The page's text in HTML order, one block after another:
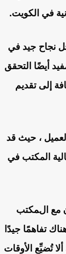
في الكويت.
نجاح جيد في
أيضًا التحقق
إلى تقديم
، حيث قد
المكتب في
مع المكتب
تفاهمًا جيدًا
تُضيِّع الأوقات